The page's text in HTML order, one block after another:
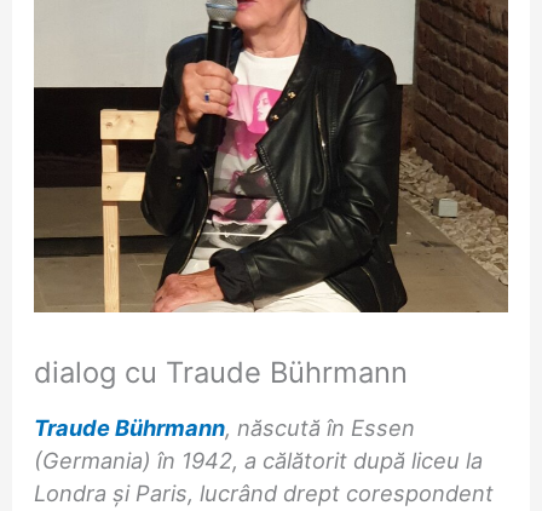
dialog cu Traude Bührmann
Traude Bührmann, născută în Essen
(Germania) în 1942, a călătorit după liceu la
Londra și Paris, lucrând drept corespondent